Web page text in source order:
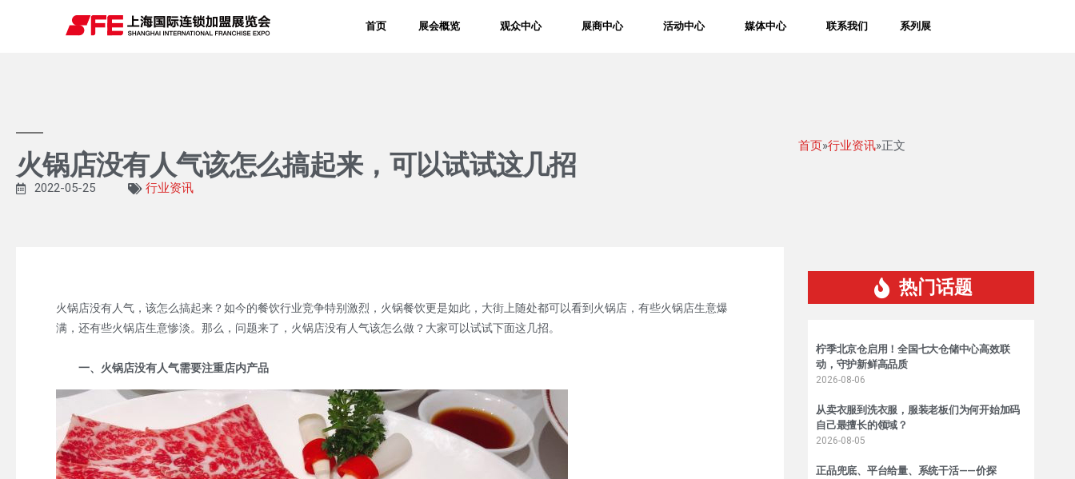
首页 展会概览 观众中心 展商中心 活动中心 媒体中心 联系我们 系列展
火锅店没有人气该怎么搞起来，可以试试这几招
首页»行业资讯»正文
2022-05-25 行业资讯
火锅店没有人气，该怎么搞起来？如今的餐饮行业竞争特别激烈，火锅餐饮更是如此，大街上随处都可以看到火锅店，有些火锅店生意爆
满，还有些火锅店生意惨淡。那么，问题来了，火锅店没有人气该怎么做？大家可以试试下面这几招。
一、火锅店没有人气需要注重店内产品
热门话题
柠季北京仓启用！全国七大仓储中心高效联
动，守护新鲜高品质
2026-08-06
从卖衣服到洗衣服，服装老板们为何开始加码
自己最擅长的领域？
2026-08-05
正品兜底、平台给量、系统干活——价探